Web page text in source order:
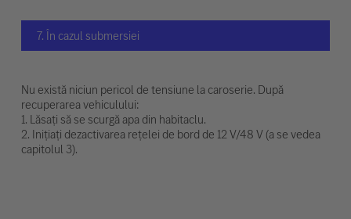
7. În cazul submersiei
Nu există niciun pericol de tensiune la caroserie. După
recuperarea vehiculului:
1. Lăsați să se scurgă apa din habitaclu.
2. Inițiați dezactivarea rețelei de bord de 12 V/48 V (a se vedea
capitolul 3).